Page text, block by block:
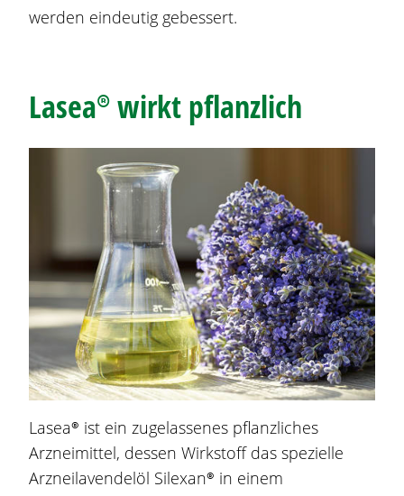
werden eindeutig gebessert.
Lasea®wirkt pflanzlich
Lasea® ist ein zugelassenes pflanzliches
Arzneimittel, dessen Wirkstoff das spezielle
Arzneilavendelöl Silexan® in einem